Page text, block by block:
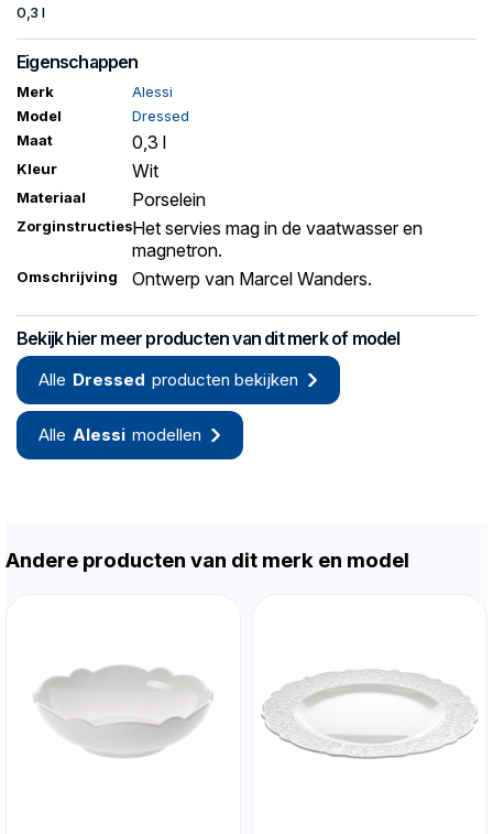
0,3 l
Eigenschappen
Merk
Alessi
Model
Dressed
Maat
0,3 l
Kleur Wit
Materiaal Porselein
ZorginstructiesHet servies mag in de vaatwasser en
magnetron.
Omschrijving Ontwerp van Marcel Wanders.
Bekijk hier meer producten van dit merk of model
Alle Dressed producten bekijken
Alle Alessi modellen
Andere producten van dit merk en model